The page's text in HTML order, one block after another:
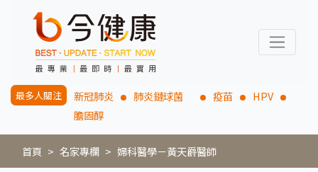
最多人關注 新冠肺炎 肺炎鏈球菌 疫苗
HPV
膽固醇
首頁 名家專欄 婦科醫學－黃天爵醫師